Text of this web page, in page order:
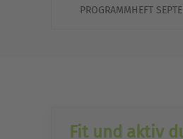
PROGRAMMHEFT
Fit und aktiv